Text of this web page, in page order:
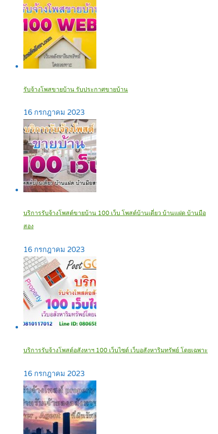
รับจ้างโพสขายบ้าน รับประกาศขายบ้าน
16 กรกฎาคม 2023
บริการรับจ้างโพสต์ขายบ้าน 100 เว็บ โพสต์บ้านเดี่ยว บ้านแฝด บ้านมือ
สอง
16 กรกฎาคม 2023
บริการรับจ้างโพสต์อสังหาฯ 100 เว็บไซต์ เว็บอสังหาริมทรัพย์ โดยเฉพาะ
16 กรกฎาคม 2023